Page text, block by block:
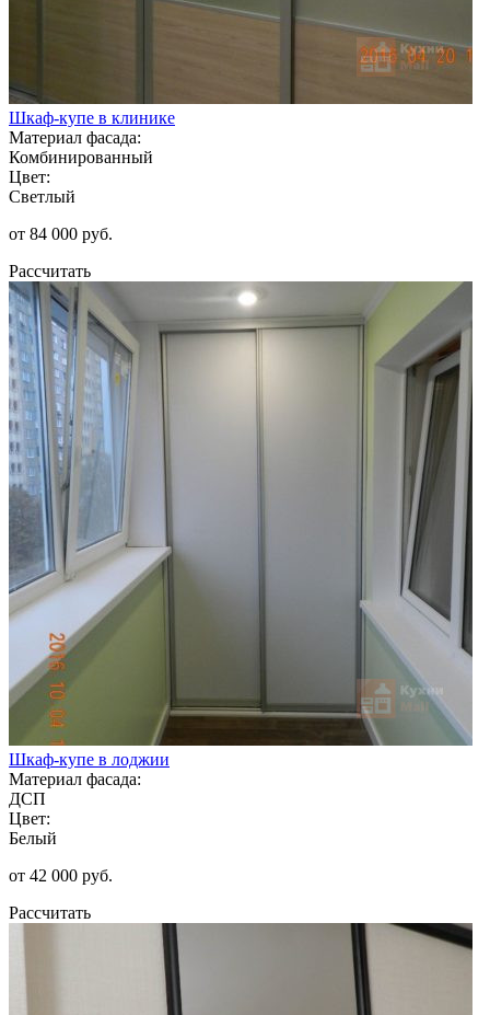
Шкаф-купе в клинике
Материал фасада:
Комбинированный
Цвет:
Светлый
от 84 000 руб.
Рассчитать
Шкаф-купе в лоджии
Материал фасада:
ДСП
Цвет:
Белый
от 42 000 руб.
Рассчитать